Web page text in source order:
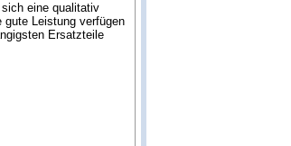
eine qualitativ
gute Leistung verfügen
Ersatzteile